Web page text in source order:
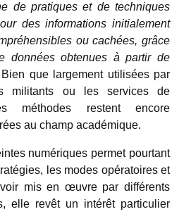
de pratiques et de techniques
des informations initialement
ou cachées, grâce
données obtenues à partir de
que largement utilisées par
militants ou les services de
méthodes restent encore
au champ académique.
numériques permet pourtant
les modes opératoires et
mis en œuvre par différents
elle revêt un intérêt particulier